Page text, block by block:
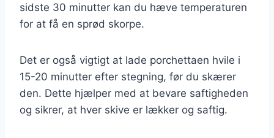
sidste 30 minutter kan du hæve temperaturen
for at få en sprød skorpe.
Det er også vigtigt at lade porchettaen hvile i
15-20 minutter efter stegning, før du skærer
den. Dette hjælper med at bevare saftigheden
og sikrer, at hver skive er lækker og saftig.